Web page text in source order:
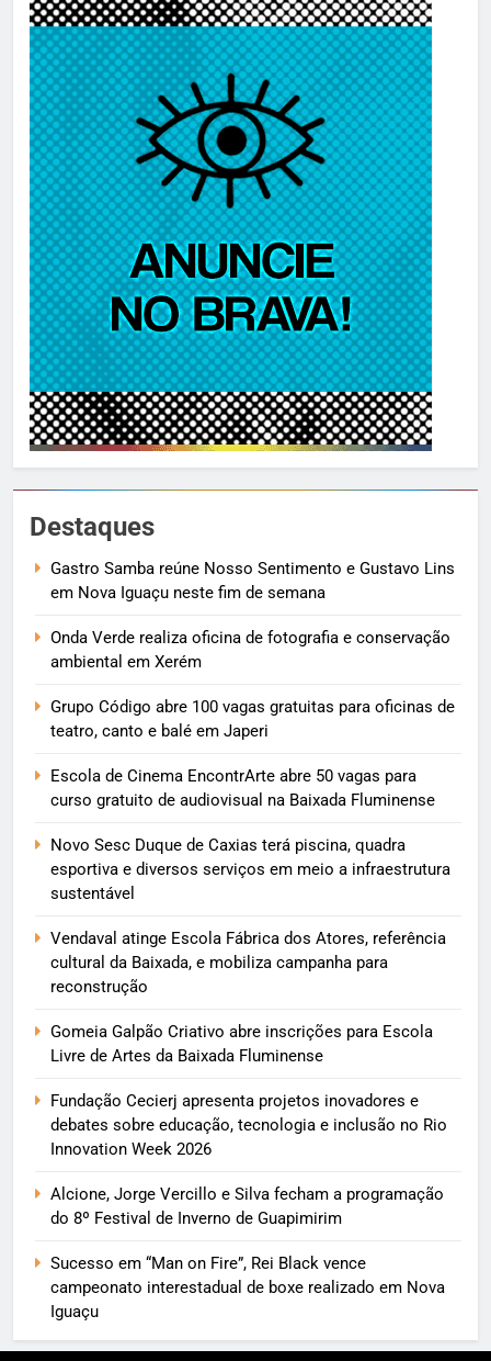
Destaques
Gastro Samba reúne Nosso Sentimento e Gustavo Lins
em Nova Iguaçu neste fim de semana
Onda Verde realiza oficina de fotografia e conservação
ambiental em Xerém
Grupo Código abre 100 vagas gratuitas para oficinas de
teatro, canto e balé em Japeri
Escola de Cinema EncontrArte abre 50 vagas para
curso gratuito de audiovisual na Baixada Fluminense
Novo Sesc Duque de Caxias terá piscina, quadra
esportiva e diversos serviços em meio a infraestrutura
sustentável
Vendaval atinge Escola Fábrica dos Atores, referência
cultural da Baixada, e mobiliza campanha para
reconstrução
Gomeia Galpão Criativo abre inscrições para Escola
Livre de Artes da Baixada Fluminense
Fundação Cecierj apresenta projetos inovadores e
debates sobre educação, tecnologia e inclusão no Rio
Innovation Week 2026
Alcione, Jorge Vercillo e Silva fecham a programação
do 8º Festival de Inverno de Guapimirim
Sucesso em “Man on Fire”, Rei Black vence
campeonato interestadual de boxe realizado em Nova
Iguaçu